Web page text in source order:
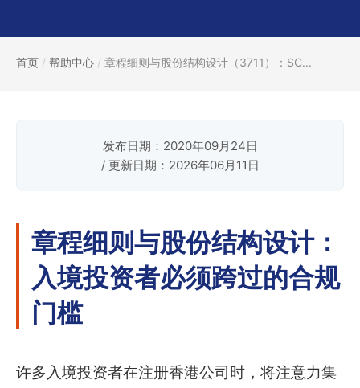
首页 / 帮助中心 / 章程细则与股份结构设计（3711）：SC...
发布日期：2020年09月24日
/ 更新日期：2026年06月11日
章程细则与股份结构设计：
入境投资者必须跨过的合规
门槛
许多入境投资者在注册香港公司时，将注意力集